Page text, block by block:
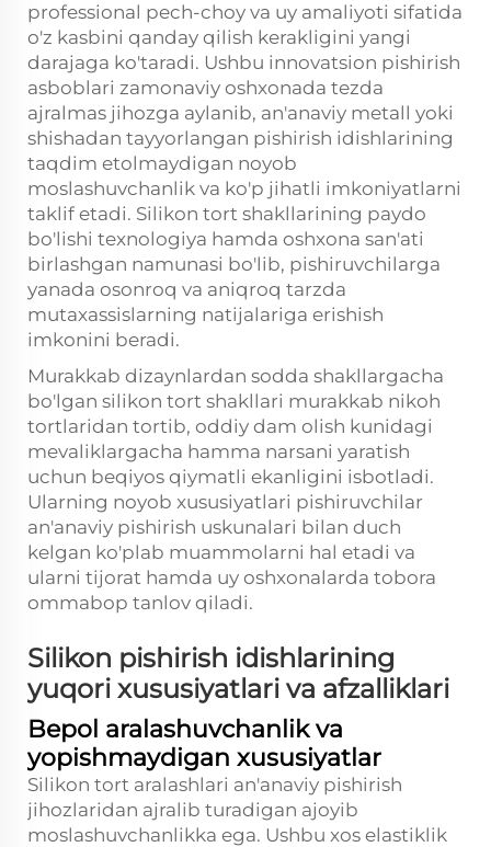
professional pech-choy va uy amaliyoti sifatida
o'z kasbini qanday qilish kerakligini yangi
darajaga ko'taradi. Ushbu innovatsion pishirish
asboblari zamonaviy oshxonada tezda
ajralmas jihozga aylanib, an'anaviy metall yoki
shishadan tayyorlangan pishirish idishlarining
taqdim etolmaydigan noyob
moslashuvchanlik va ko'p jihatli imkoniyatlarni
taklif etadi. Silikon tort shakllarining paydo
bo'lishi texnologiya hamda oshxona san'ati
birlashgan namunasi bo'lib, pishiruvchilarga
yanada osonroq va aniqroq tarzda
mutaxassislarning natijalariga erishish
imkonini beradi.
Murakkab dizaynlardan sodda shakllargacha
bo'lgan silikon tort shakllari murakkab nikoh
tortlaridan tortib, oddiy dam olish kunidagi
mevaliklargacha hamma narsani yaratish
uchun beqiyos qiymatli ekanligini isbotladi.
Ularning noyob xususiyatlari pishiruvchilar
an'anaviy pishirish uskunalari bilan duch
kelgan ko'plab muammolarni hal etadi va
ularni tijorat hamda uy oshxonalarda tobora
ommabop tanlov qiladi.
Silikon pishirish idishlarining
yuqori xususiyatlari va afzalliklari
Bepol aralashuvchanlik va
yopishmaydigan xususiyatlar
Silikon tort aralashlari an'anaviy pishirish
jihozlaridan ajralib turadigan ajoyib
moslashuvchanlikka ega. Ushbu xos elastiklik